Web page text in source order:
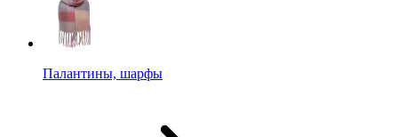
Палантины, шарфы